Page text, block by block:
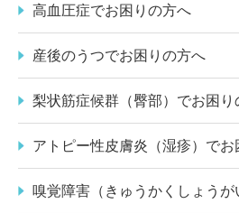
高血圧症でお困りの方へ
産後のうつでお困りの方へ
梨状筋症候群（臀部）でお困り
アトピー性皮膚炎（湿疹）でお
嗅覚障害（きゅうかくしょう